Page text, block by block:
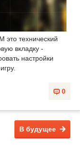
это технический
вкладку -
настройки
0
В будущее